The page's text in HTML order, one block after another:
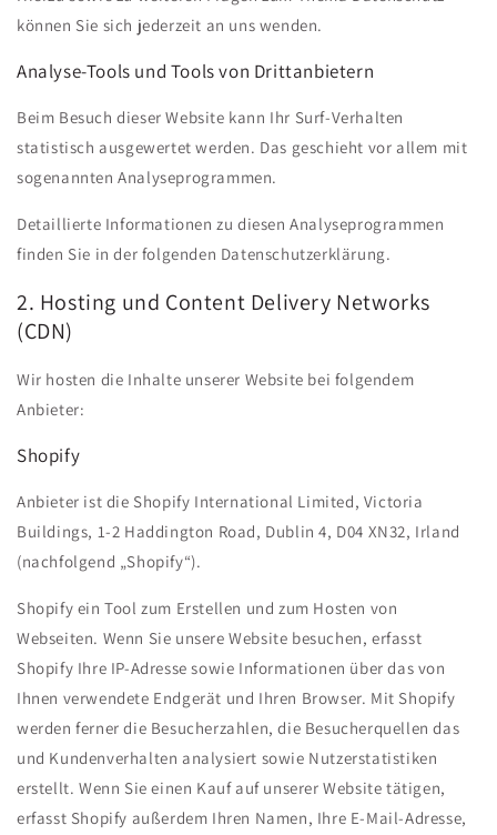
können Sie sich jederzeit an uns wenden.
Analyse-Tools und Tools von Dritt­anbietern
Beim Besuch dieser Website kann Ihr Surf-Verhalten
statistisch ausgewertet werden. Das geschieht vor allem mit
sogenannten Analyseprogrammen.
Detaillierte Informationen zu diesen Analyseprogrammen
finden Sie in der folgenden Datenschutzerklärung.
2. Hosting und Content Delivery Networks
(CDN)
Wir hosten die Inhalte unserer Website bei folgendem
Anbieter:
Shopify
Anbieter ist die Shopify International Limited, Victoria
Buildings, 1-2 Haddington Road, Dublin 4, D04 XN32, Irland
(nachfolgend „Shopify“).
Shopify ein Tool zum Erstellen und zum Hosten von
Webseiten. Wenn Sie unsere Website besuchen, erfasst
Shopify Ihre IP-Adresse sowie Informationen über das von
Ihnen verwendete Endgerät und Ihren Browser. Mit Shopify
werden ferner die Besucherzahlen, die Besucherquellen das
und Kundenverhalten analysiert sowie Nutzerstatistiken
erstellt. Wenn Sie einen Kauf auf unserer Website tätigen,
erfasst Shopify außerdem Ihren Namen, Ihre E-Mail-Adresse,